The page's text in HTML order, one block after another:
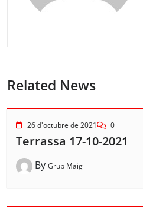
Related News
26 d'octubre de 2021 0
Terrassa 17-10-2021
By Grup Maig